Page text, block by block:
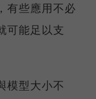
有些應用不必
可能足以支
模型大小不